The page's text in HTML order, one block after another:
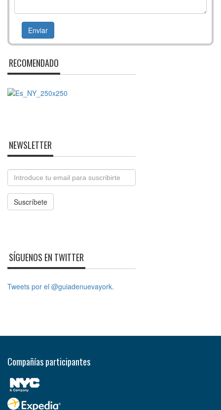
RECOMENDADO
NEWSLETTER
Email
Suscríbete
SÍGUENOS EN TWITTER
Tweets por el @guiadenuevayork.
Compañías participantes